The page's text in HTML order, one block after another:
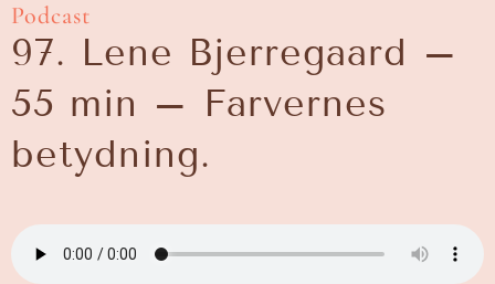
Podcast
97. Lene Bjerregaard –
55 min – Farvernes
betydning.